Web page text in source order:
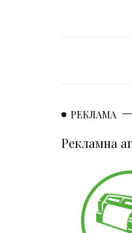
РЕКЛАМА
Рекламна